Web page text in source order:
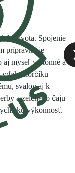
do života. Spojenie
prípravku je
aj myseľ výkonné a
vďaka horčíku
svalov aj k
a zeleného čaju
výkonnosť.